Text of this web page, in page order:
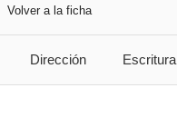
Volver a la ficha
Dirección Escritura